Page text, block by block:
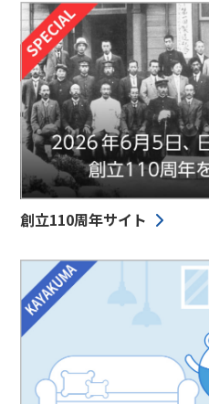
創立110周年サイト